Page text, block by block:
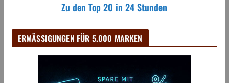
Zu den Top 20 in 24 Stunden
ERMÄSSIGUNGEN FÜR 5.000 MARKEN